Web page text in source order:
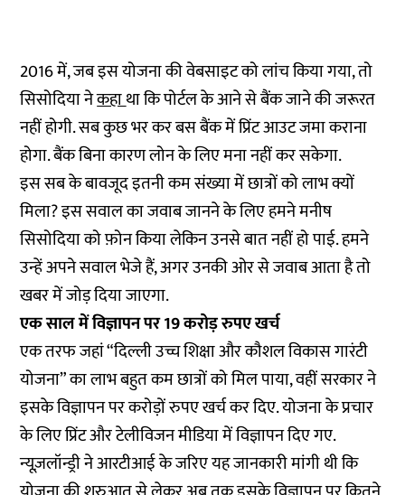
2016 में, जब इस योजना की वेबसाइट को लांच किया गया, तो
सिसोदिया नेकहाथा कि पोर्टल के आने से बैंक जाने की जरूरत
नहीं होगी. सब कुछ भर कर बस बैंक में प्रिंट आउट जमा कराना
होगा. बैंक बिना कारण लोन के लिए मना नहीं कर सकेगा.
इस सब के बावजूद इतनी कम संख्या में छात्रों को लाभ क्यों
मिला? इस सवाल का जवाब जानने के लिए हमने मनीष
सिसोदिया को फ़ोन किया लेकिन उनसे बात नहीं हो पाई. हमने
उन्हें अपने सवाल भेजे हैं, अगर उनकी ओर से जवाब आता है तो
खबर में जोड़ दिया जाएगा.
एक साल में विज्ञापन पर 19 करोड़ रुपए खर्च
एक तरफ जहां “दिल्ली उच्च शिक्षा और कौशल विकास गारंटी
योजना” का लाभ बहुत कम छात्रों को मिल पाया, वहीं सरकार ने
इसके विज्ञापन पर करोड़ों रुपए खर्च कर दिए. योजना के प्रचार
के लिए प्रिंट और टेलीविजन मीडिया में विज्ञापन दिए गए.
न्यूज़लॉन्ड्री ने आरटीआई के जरिए यह जानकारी मांगी थी कि